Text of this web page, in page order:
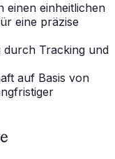
einen einheitlichen
eine präzise
durch Tracking und
auf Basis von